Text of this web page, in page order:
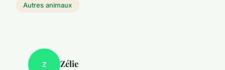
Autres animaux
Z Zélie